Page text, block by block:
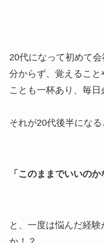
20代になって初めて
分からず、覚えるこ
ことも一杯あり、毎日
それが20代後半になる
「このままでいいのか
と、一度は悩んだ経